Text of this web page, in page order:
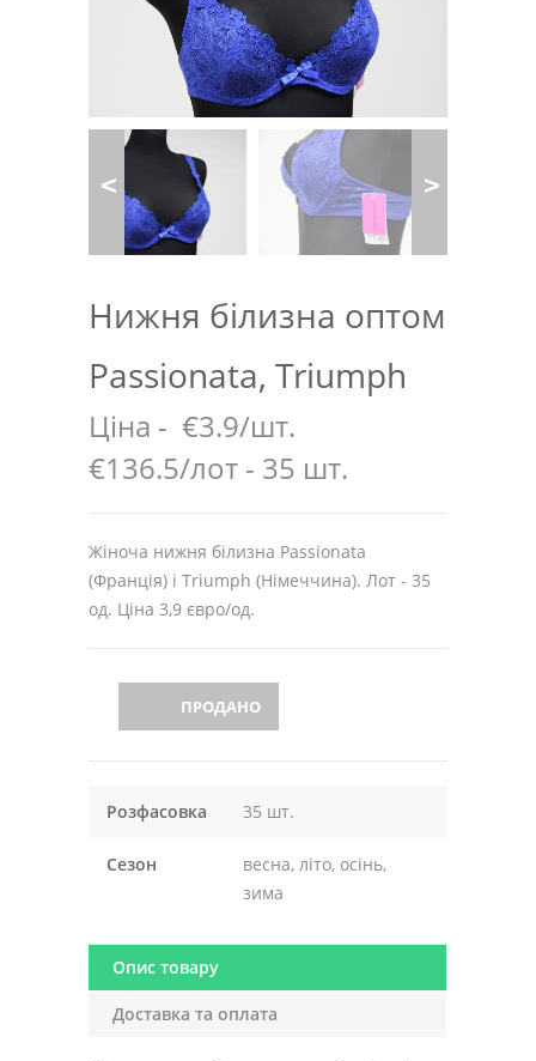
Нижня білизна оптом
Passionata, Triumph
Ціна - €3.9/шт.
€136.5/лот - 35 шт.
Жіноча нижня білизна Passionata
(Франція) і Triumph (Німеччина). Лот - 35
од. Ціна 3,9 євро/од.
ПРОДАНО
Розфасовка 35 шт.
Сезон
весна, літо, осінь,
зима
Опис товару
Доставка та оплата